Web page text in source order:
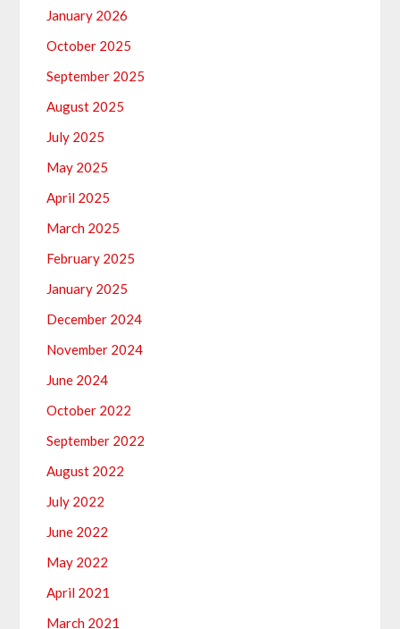
January 2026
October 2025
September 2025
August 2025
July 2025
May 2025
April 2025
March 2025
February 2025
January 2025
December 2024
November 2024
June 2024
October 2022
September 2022
August 2022
July 2022
June 2022
May 2022
April 2021
March 2021